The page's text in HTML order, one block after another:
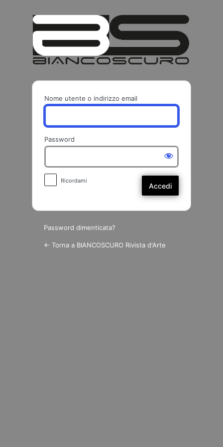
Nome utente o indirizzo email
Password
Ricordami
Password dimenticata?
← Torna a BIANCOSCURO Rivista d'Arte